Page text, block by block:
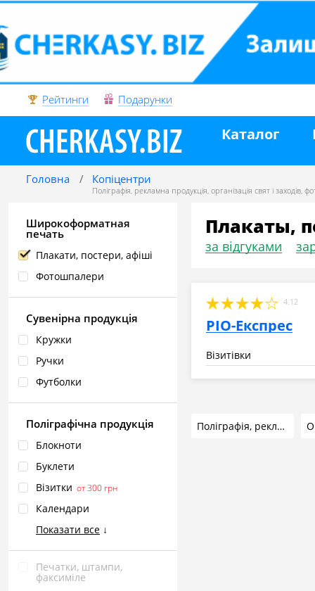
Рейтинги Подарунки
Каталог
Головна Копіцентри
Поліграфія, рекламна продукція, організація свят і заходів,
Широкоформатная
печать
Плакати, постери, афіші
Фотошпалери
Сувенірна продукція
Кружки
Ручки
Футболки
Поліграфічна продукція
Блокноти
Буклети
Візитки от 300 грн
Календари
Показати все ↓
Печатки, штампи,
факсиміле
Плакаты,
за відгуками
4.12
РІО-Експрес
Візитівки
Поліграфія, рекламна продукція